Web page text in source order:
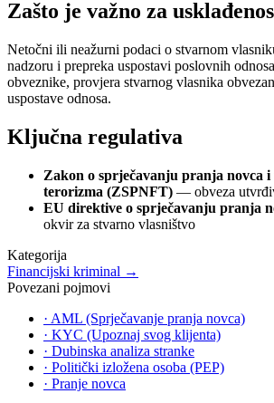
Zašto je važno za
Netočni ili neažurni podaci o stvarnom
nadzoru i prepreka uspostavi poslovnih
obveznike, provjera stvarnog vlasnika
uspostave odnosa.
Ključna regulativa
Zakon o sprječavanju pranja novca
terorizma (ZSPNFT) — obveza
EU direktive o sprječavanju pranja
okvir za stvarno vlasništvo
Kategorija
Financijski kriminal →
Povezani pojmovi
· AML (Sprječavanje pranja novca)
· KYC (Upoznaj svog klijenta)
· Dubinska analiza stranke
· Politički izložena osoba (PEP)
· Pranje novca